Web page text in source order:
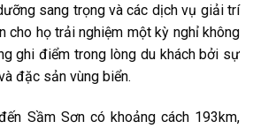
sang trọng và các dịch vụ giải trí
cho họ trải nghiệm một kỳ nghỉ không
ghi điểm trong lòng du khách bởi sự
đặc sản vùng biển.
Sầm Sơn có khoảng cách 193km,